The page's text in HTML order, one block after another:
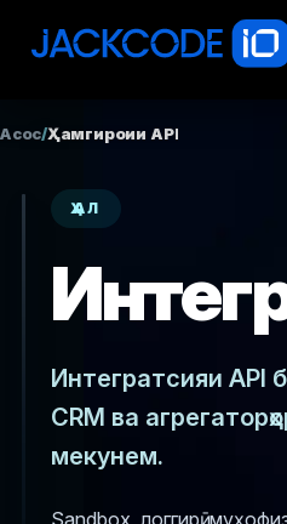
Асосӣ/Ҳамгироии API
ҲАЛ
Интегратсияи API
CRM ва
мекунем.
Sandbox, логгирӣ,